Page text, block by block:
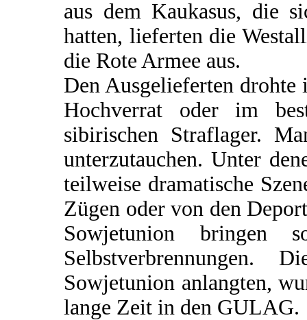
aus dem Kaukasus, die
hatten, lieferten die
die Rote Armee aus.
Den Ausgelieferten
Hochverrat oder im
sibirischen Straflager.
unterzutauchen. Unter
teilweise dramatische
Zügen oder von den
Sowjetunion bringen
Sowjetunion anlangten,
lange Zeit in den GULAG.